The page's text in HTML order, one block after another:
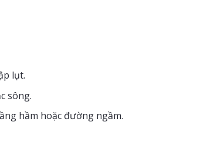
lụt.
sông.
hầm hoặc đường ngầm.